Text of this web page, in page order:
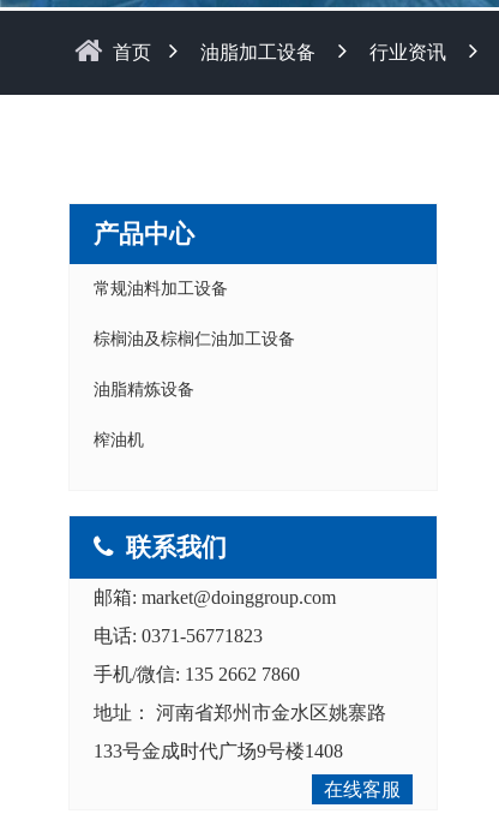
首页 油脂加工设备 行业资讯
产品中心
常规油料加工设备
棕榈油及棕榈仁油加工设备
油脂精炼设备
榨油机
联系我们
邮箱: market@doinggroup.com
电话: 0371-56771823
手机/微信: 135 2662 7860
地址： 河南省郑州市金水区姚寨路
133号金成时代广场9号楼1408
在线客服